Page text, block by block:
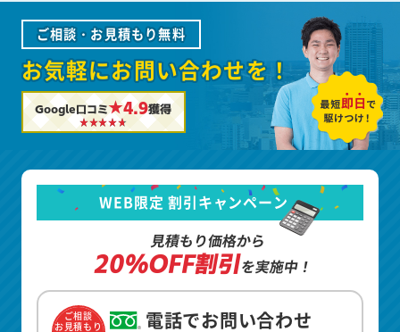
ご相談・お見積もり無料
お気軽にお問い合わせを！
Google口コミ★4.9獲得
WEB限定 割引キャンペーン
見積もり価格から
20%OFF割引を実施中！
ご相談
お見積もり
電話でお問い合わせ